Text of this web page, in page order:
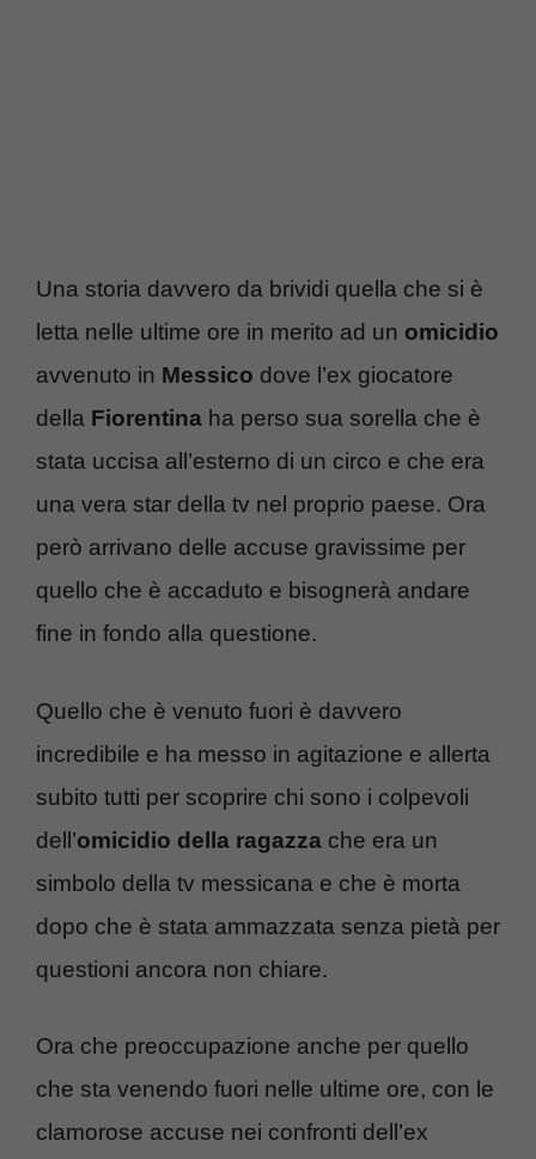
Una storia davvero da brividi quella che si è
letta nelle ultime ore in merito ad un omicidio
avvenuto in Messico dove l’ex giocatore
della Fiorentina ha perso sua sorella che è
stata uccisa all’esterno di un circo e che era
una vera star della tv nel proprio paese. Ora
però arrivano delle accuse gravissime per
quello che è accaduto e bisognerà andare
fine in fondo alla questione.
Quello che è venuto fuori è davvero
incredibile e ha messo in agitazione e allerta
subito tutti per scoprire chi sono i colpevoli
dell’omicidio della ragazza che era un
simbolo della tv messicana e che è morta
dopo che è stata ammazzata senza pietà per
questioni ancora non chiare.
Ora che preoccupazione anche per quello
che sta venendo fuori nelle ultime ore, con le
clamorose accuse nei confronti dell’ex